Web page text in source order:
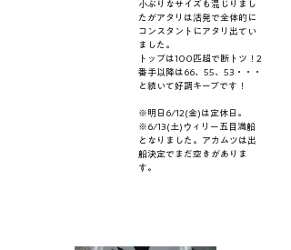
小ぶりなサイズも混じりまし
たがアタリは活発で全体的に
コンスタントにアタリ出てい
ました。
トップは100匹超で断トツ！2
番手以降は66、55、53・・・
と続いて好調キープです！
※明日6/12(金)は定休日。
※6/13(土)ウィリー五目満船
となりました。アカムツは出
船決定でまだ空きがありま
す。